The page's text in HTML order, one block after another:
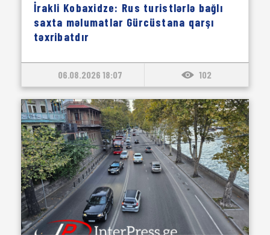
İrakli Kobaxidze: Rus turistlərlə bağlı
saxta məlumatlar Gürcüstana qarşı
təxribatdır
06.08.2026 18:07 102